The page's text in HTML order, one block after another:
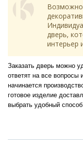
Возможно
дверь,
интерьер
Заказать дверь можно
ответят на все
начинается
готовое изделие
выбрать удобный